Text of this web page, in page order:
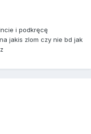
i podkręcę
jakis zlom czy nie bd jak